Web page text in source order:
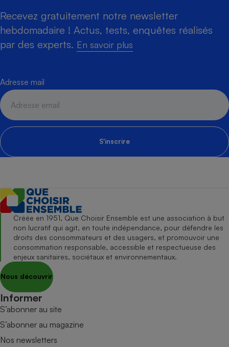
Recevez gratuitement notre newsletter
hebdomadaire ! Actus, tests, enquêtes réalisés
par des experts. En savoir plus
Adresse mail
S'inscrire
Créée en 1951, Que Choisir Ensemble est une association à but
non lucratif qui agit, en toute indépendance, pour défendre les
droits des consommateurs et des usagers, et promouvoir une
consommation responsable, accessible et respectueuse des
enjeux sanitaires, sociétaux et environnementaux.
Nous découvrir
Informer
S’abonner au site
S’abonner au magazine
Nos newsletters